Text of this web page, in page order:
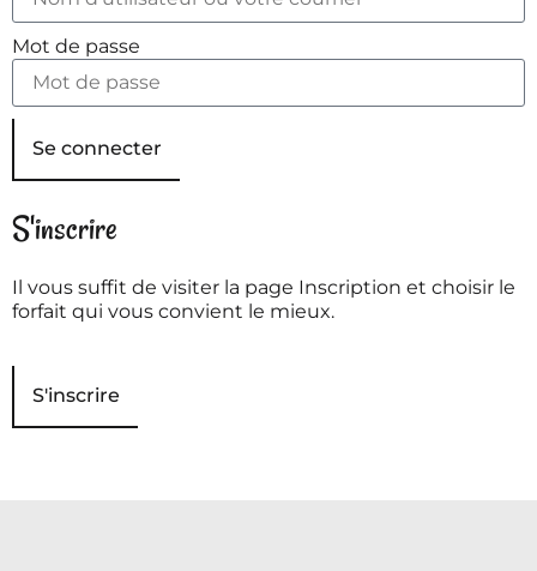
Mot de passe
Se connecter
S'inscrire
Il vous suffit de visiter la page Inscription et choisir le
forfait qui vous convient le mieux.
S'inscrire